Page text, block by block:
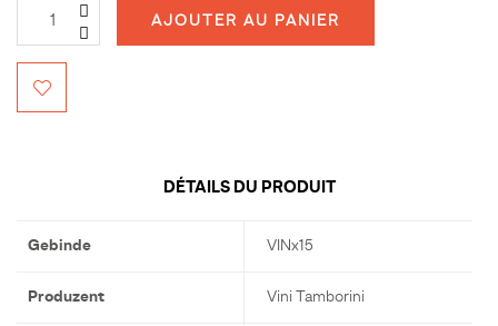
AJOUTER AU PANIER
DÉTAILS DU PRODUIT
Gebinde VINx15
Produzent Vini Tamborini